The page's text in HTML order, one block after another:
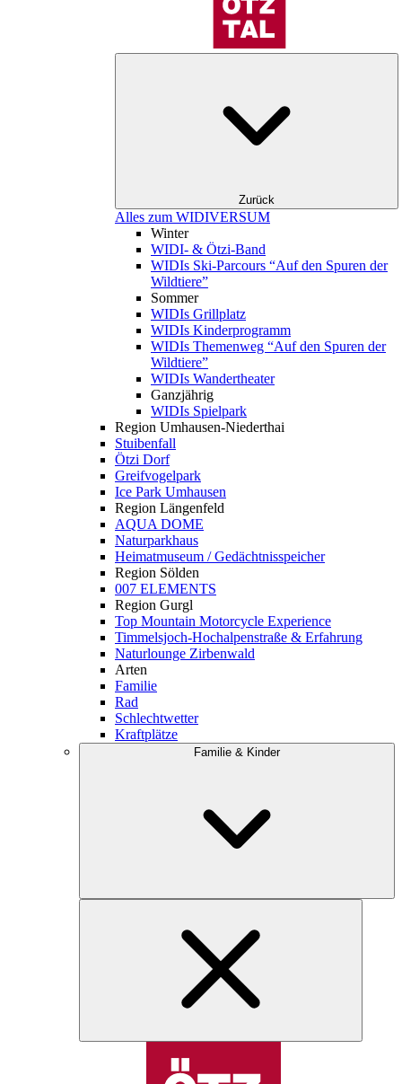
Zurück
Alles zum WIDIVERSUM
Winter
WIDI- & Ötzi-Band
WIDIs Ski-Parcours “Auf den Spuren der
Wildtiere”
Sommer
WIDIs Grillplatz
WIDIs Kinderprogramm
WIDIs Themenweg “Auf den Spuren der
Wildtiere”
WIDIs Wandertheater
Ganzjährig
WIDIs Spielpark
Region Umhausen-Niederthai
Stuibenfall
Ötzi Dorf
Greifvogelpark
Ice Park Umhausen
Region Längenfeld
AQUA DOME
Naturparkhaus
Heimatmuseum / Gedächtnisspeicher
Region Sölden
007 ELEMENTS
Region Gurgl
Top Mountain Motorcycle Experience
Timmelsjoch-Hochalpenstraße & Erfahrung
Naturlounge Zirbenwald
Arten
Familie
Rad
Schlechtwetter
Kraftplätze
Familie & Kinder